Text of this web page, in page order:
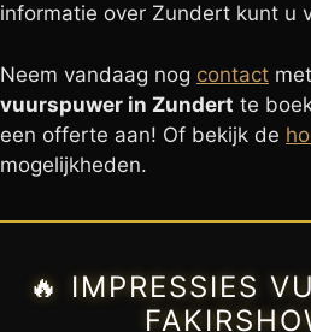
informatie over Zundert kunt u
Neem vandaag nog contact
vuurspuwer in Zundert te
een offerte aan! Of bekijk de
mogelijkheden.
🔥 IMPRESSIES